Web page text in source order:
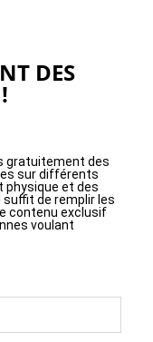
DES
gratuitement des
sur différents
et des
suffit de remplir les
contenu exclusif
voulant